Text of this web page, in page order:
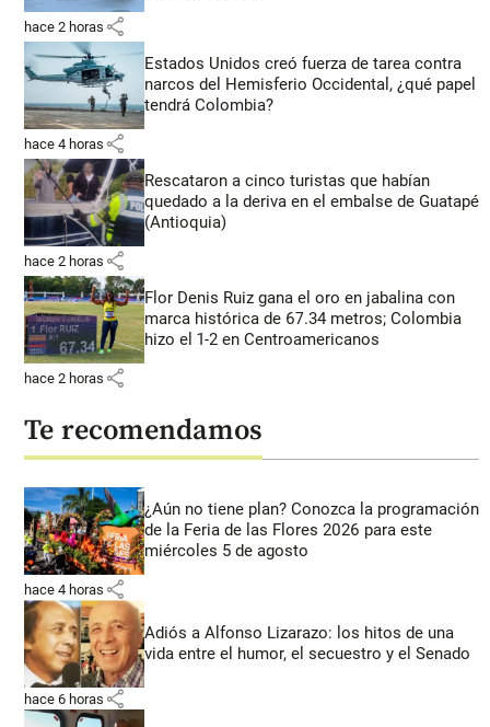
hace 2 horas share
Estados Unidos creó fuerza de tarea contra
narcos del Hemisferio Occidental, ¿qué papel
tendrá Colombia?
hace 4 horas share
Rescataron a cinco turistas que habían
quedado a la deriva en el embalse de Guatapé
(Antioquia)
hace 2 horas share
Flor Denis Ruiz gana el oro en jabalina con
marca histórica de 67.34 metros; Colombia
hizo el 1-2 en Centroamericanos
hace 2 horas share
Te recomendamos
¿Aún no tiene plan? Conozca la programación
de la Feria de las Flores 2026 para este
miércoles 5 de agosto
hace 4 horas share
Adiós a Alfonso Lizarazo: los hitos de una
vida entre el humor, el secuestro y el Senado
hace 6 horas share